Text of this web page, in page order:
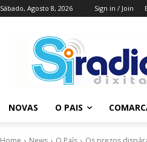
Sábado, Agosto 8, 2026 Sign in / Join
NOVAS O PAIS